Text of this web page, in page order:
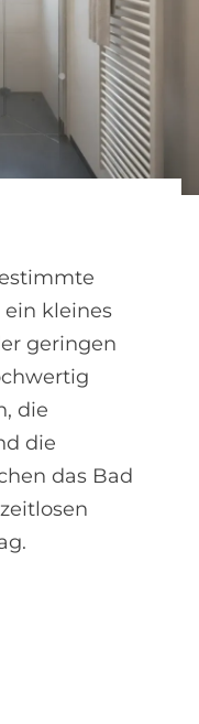
kleines
geringen
die
die
das Bad